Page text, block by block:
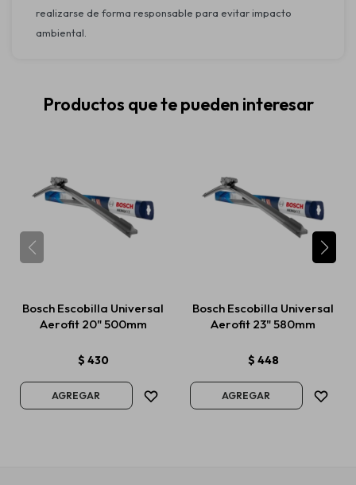
realizarse de forma responsable para evitar impacto
ambiental.
Productos que te pueden interesar
Bosch Escobilla Universal
Aerofit 20" 500mm
$ 430
Bosch Escobilla Universal
Aerofit 23" 580mm
$ 448